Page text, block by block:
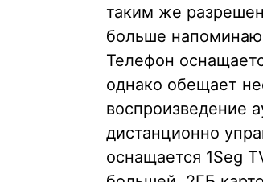
таким же
больше
Телефон
однако обещает
воспроизведение
дистанционно
оснащается 1Seg